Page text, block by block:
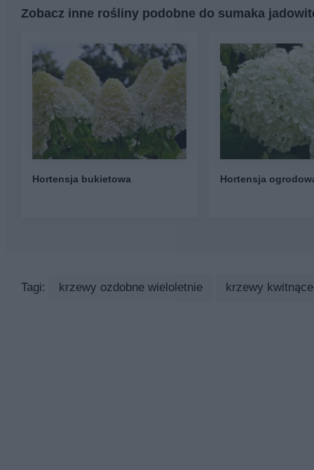
Zobacz inne rośliny podobne do sumaka
Hortensja bukietowa Hortensja
Tagi: krzewy ozdobne wieloletnie krzewy kwitnące